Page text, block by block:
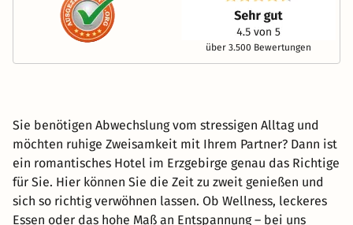
über 3.500 Bewertungen
Sie benötigen Abwechslung vom stressigen Alltag und
möchten ruhige Zweisamkeit mit Ihrem Partner? Dann ist
ein romantisches Hotel im Erzgebirge genau das Richtige
für Sie. Hier können Sie die Zeit zu zweit genießen und
sich so richtig verwöhnen lassen. Ob Wellness, leckeres
Essen oder das hohe Maß an Entspannung – bei uns